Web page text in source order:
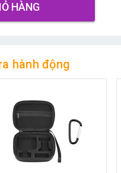
HÀNG
hành động